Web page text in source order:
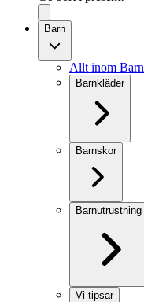
Barn
Allt inom Barn
Barnkläder
Barnskor
Barnutrustning
Vi tipsar